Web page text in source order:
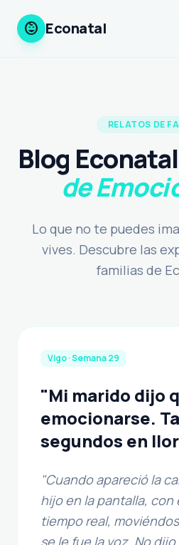
child_care Econatal
RELATOS DE
Blog
de
Lo que no te puedes
vives. Descubre las
familias de
Vigo · Semana 29
"Mi marido dijo
emocionarse.
segundos en
"Cuando apareció la
hijo en la pantalla, con
tiempo real,
se le fue la voz. No